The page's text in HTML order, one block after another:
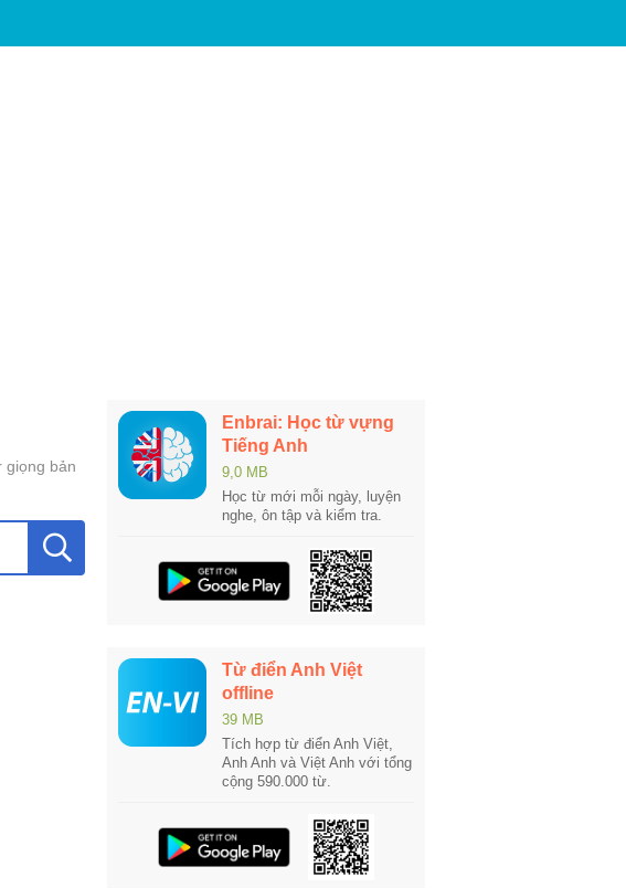
giọng bản
Enbrai: Học từ vựng
Tiếng Anh
9,0 MB
Học từ mới mỗi ngày, luyện
nghe, ôn tập và kiểm tra.
Từ điển Anh Việt
offline
39 MB
Tích hợp từ điển Anh Việt,
Anh Anh và Việt Anh với tổng
cộng 590.000 từ.